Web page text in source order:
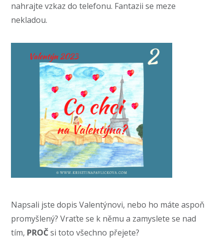
nahrajte vzkaz do telefonu. Fantazii se meze
nekladou.
Napsali jste dopis Valentýnovi, nebo ho máte aspoň
promyšlený? Vraťte se k němu a zamyslete se nad
tím, PROČsi toto všechno přejete?